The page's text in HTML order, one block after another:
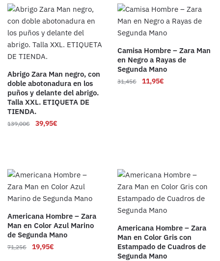
Abrigo Zara Man negro, con
doble abotonadura en los
puños y delante del abrigo.
Talla XXL. ETIQUETA DE
TIENDA.
139,00€ 39,95€
Camisa Hombre – Zara Man
en Negro a Rayas de
Segunda Mano
31,45€ 11,95€
Americana Hombre – Zara
Man en Color Azul Marino
de Segunda Mano
71,25€ 19,95€
Americana Hombre – Zara
Man en Color Gris con
Estampado de Cuadros de
Segunda Mano